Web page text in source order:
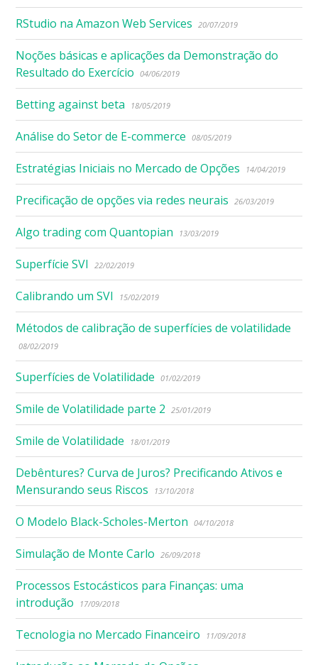
RStudio na Amazon Web Services 20/07/2019
Noções básicas e aplicações da Demonstração do
Resultado do Exercício
04/06/2019
Betting against beta 18/05/2019
Análise do Setor de E-commerce 08/05/2019
Estratégias Iniciais no Mercado de Opções 14/04/2019
Precificação de opções via redes neurais 26/03/2019
Algo trading com Quantopian 13/03/2019
Superfície SVI 22/02/2019
Calibrando um SVI 15/02/2019
Métodos de calibração de superfícies de volatilidade
08/02/2019
Superfícies de Volatilidade 01/02/2019
Smile de Volatilidade parte 2 25/01/2019
Smile de Volatilidade 18/01/2019
Debêntures? Curva de Juros? Precificando Ativos e
Mensurando seus Riscos
13/10/2018
O Modelo Black-Scholes-Merton 04/10/2018
Simulação de Monte Carlo 26/09/2018
Processos Estocásticos para Finanças: uma
introdução
17/09/2018
Tecnologia no Mercado Financeiro 11/09/2018